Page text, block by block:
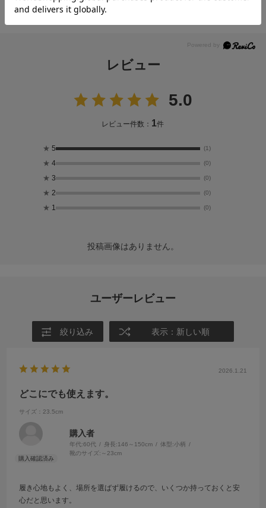
らお客様へのご連絡はおこなっておりません。）
レビュー
5.0
レビュー件数： 1件
★ 5 (1)
★ 4 (0)
★ 3 (0)
★ 2 (0)
★ 1 (0)
投稿画像はありません。
ユーザーレビュー
絞り込み 表示：新しい順
2026.1.21
どこにでも使えます。
サイズ：23.5cm
購入者
年代:60代 身長:146～150cm 体型:小柄
靴のサイズ: ～23cm
履き心地もよく、場所を選ばず履けるので、いくつか持っておくと安
心だと思います。